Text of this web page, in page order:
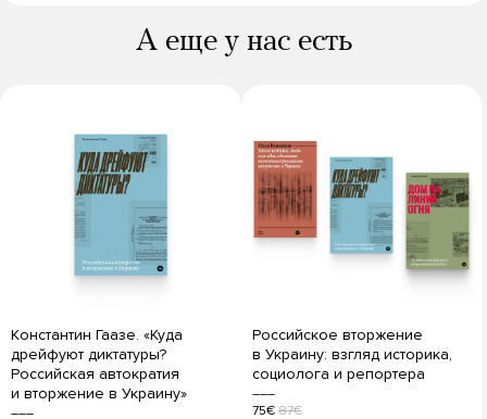
А еще у нас есть
Константин Гаазе. «Куда
дрейфуют диктатуры?
Российская автократия
и вторжение в Украину»
Российское вторжение
в Украину: взгляд историка,
социолога и репортера
75€ 87€